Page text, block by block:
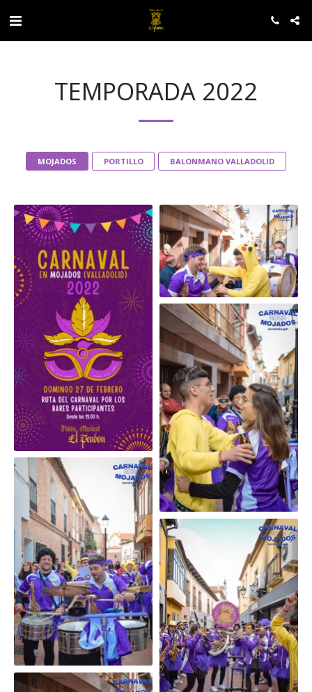
TEMPORADA 2022
MOJADOS PORTILLO BALONMANO VALLADOLID